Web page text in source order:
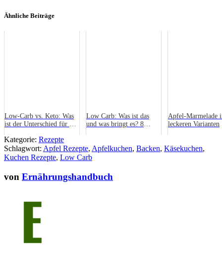
Ähnliche Beiträge
Low-Carb vs. Keto: Was
ist der Unterschied für die
Low Carb: Was ist das
und was bringt es? 8
Apfel-Marmelade
leckeren Varianten
Kategorie: Rezepte
Schlagwort: Apfel Rezepte, Apfelkuchen, Backen, Käsekuchen,
Kuchen Rezepte, Low Carb
von Ernährungshandbuch